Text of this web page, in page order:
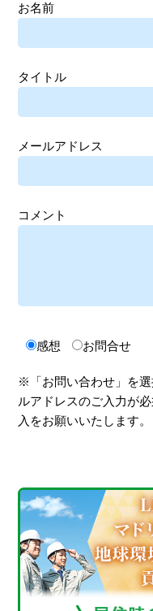
お名前
タイトル
メールアドレス
コメント
感想 お問合せ
※「お問い合わせ」を
ルアドレスのご入力が
入をお願いいたします。